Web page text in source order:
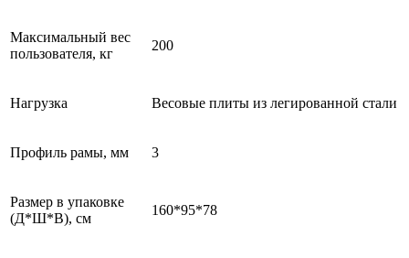
Максимальный вес
пользователя, кг
200
Нагрузка Весовые плиты из легированной стали
Профиль рамы, мм 3
Размер в упаковке
(Д*Ш*В), см
160*95*78